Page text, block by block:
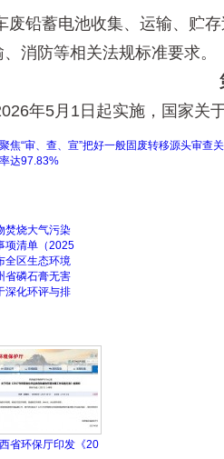
废铅蓄电池收集、运输、贮
消防等相关法规标准要求。
年5月1日起实施，国家关
焦“审、查、宣”把好一般固废转移源头审查关
达97.83%
焚烧大气污染
项清单（2025
全区生态环境
省磷石膏无害
深化环评与排
省环保厅印发《20